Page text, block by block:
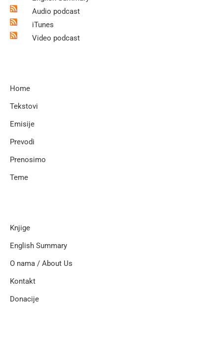
Audio podcast
iTunes
Video podcast
Home
Tekstovi
Emisije
Prevodi
Prenosimo
Teme
Knjige
English Summary
O nama / About Us
Kontakt
Donacije